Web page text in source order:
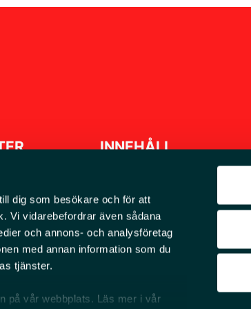
dig som besökare och för att
Vi vidarebefordrar även sådana
och annons- och analysföretag
med annan information som du
tjänster.
på vår webbplats. Läs mer i vår
INNEHÅLL
Om EMS
Grävscoopet och nyheter